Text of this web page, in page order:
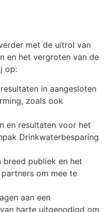
met de uitrol van
en het vergroten van de
op:
in aangesloten
zoals ook
en resultaten voor het
Drinkwaterbesparing
breed publiek en het
om mee te
aan een
harte uitgenodigd om